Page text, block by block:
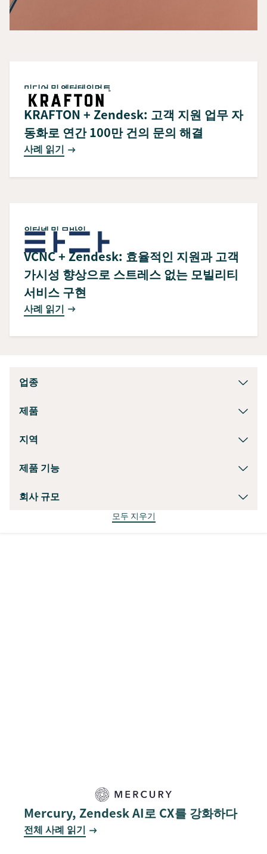
미디어 및 엔터테인먼트
KRAFTON + Zendesk: 고객 지원 업무 자
동화로 연간 100만 건의 문의 해결
사례 읽기
인터넷 및 모바일
VCNC + Zendesk: 효율적인 지원과 고객
가시성 향상으로 스트레스 없는 모빌리티
서비스 구현
사례 읽기
업종
제품
지역
제품 기능
회사 규모
모두 지우기
Mercury, Zendesk AI로 CX를 강화하다
전체 사례 읽기